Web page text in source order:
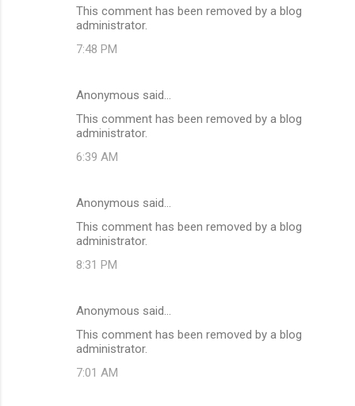
This comment has been removed by a blog
administrator.
7:48 PM
Anonymous said…
This comment has been removed by a blog
administrator.
6:39 AM
Anonymous said…
This comment has been removed by a blog
administrator.
8:31 PM
Anonymous said…
This comment has been removed by a blog
administrator.
7:01 AM